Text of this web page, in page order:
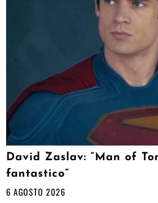
David Zaslav: “Man of
fantastico”
6 AGOSTO 2026